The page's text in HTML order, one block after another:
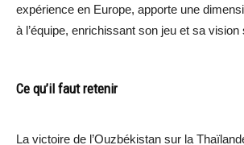
expérience en Europe, apporte une
à l’équipe, enrichissant son jeu et sa vision
Ce qu’il faut retenir
La victoire de l’Ouzbékistan sur la